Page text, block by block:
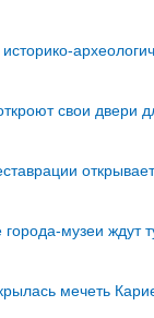
свои двери
музеи ждут
мечеть